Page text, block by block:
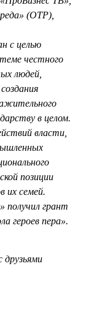
(ОТР),
с целью
честного
людей,
в целом.
власти,
позиции
их семей.
получил грант
героев пера».
друзьями